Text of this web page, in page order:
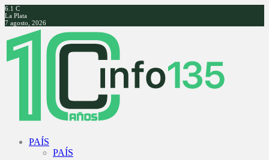
6.1 C
La Plata
7 agosto, 2026
Facebook
Twitter
Instagram
Youtube
PAÍS
PAÍS